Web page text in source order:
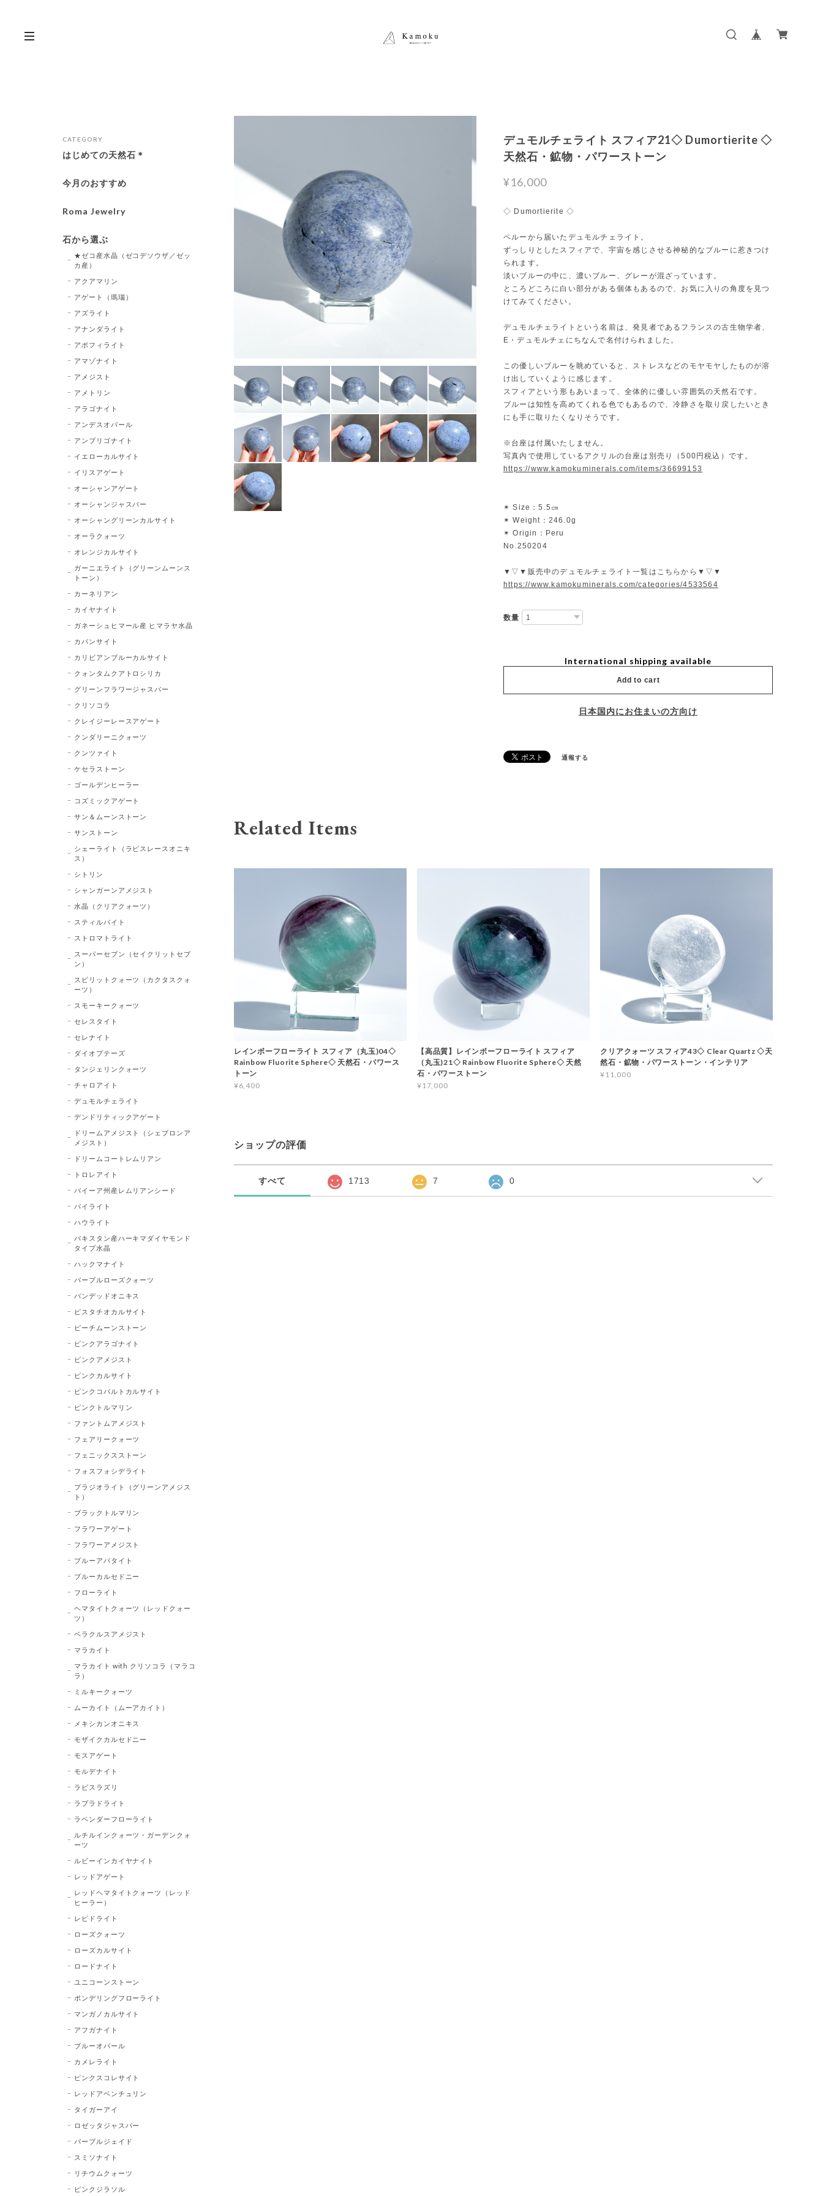
デュモルチェライト スフィア21◇ Dumortierite ◇
天然石・鉱物・パワーストーン
¥16,000
◇ Dumortierite ◇
ペルーから届いたデュモルチェライト。
ずっしりとしたスフィアで、宇宙を感じさせる神秘的なブルーに惹きつけ
られます。
淡いブルーの中に、濃いブルー、グレーが混ざっています。
ところどころに白い部分がある個体もあるので、お気に入りの角度を見つ
けてみてください。
デュモルチェライトという名前は、発見者であるフランスの古生物学者、
E・デュモルチェにちなんで名付けられました。
この優しいブルーを眺めていると、ストレスなどのモヤモヤしたものが溶
け出していくように感じます。
スフィアという形もあいまって、全体的に優しい雰囲気の天然石です。
ブルーは知性を高めてくれる色でもあるので、冷静さを取り戻したいとき
にも手に取りたくなりそうです。
※台座は付属いたしません。
写真内で使用しているアクリルの台座は別売り（500円税込）です。
https://www.kamokuminerals.com/items/36699153
✴︎ Size：5.5㎝
✴︎ Weight：246.0g
✴︎ Origin：Peru
No.250204
▼▽▼販売中のデュモルチェライト一覧はこちらから▼▽▼
https://www.kamokuminerals.com/categories/4533564
数量
International shipping available
Add to cart
日本国内にお住まいの方向け
通報する
Related Items
レインボーフローライト スフィア（丸玉)04◇
Rainbow Fluorite Sphere◇ 天然石・パワース
トーン
¥6,400
【高品質】レインボーフローライト スフィア
（丸玉)21◇ Rainbow Fluorite Sphere◇ 天然
石・パワーストーン
¥17,000
クリアクォーツ スフィア43◇ Clear Quartz ◇天
然石・鉱物・パワーストーン・インテリア
¥11,000
ショップの評価
すべて 1713 7 0
CATEGORY
はじめての天然石＊
今月のおすすめ
Roma Jewelry
石から選ぶ
★ゼコ産水晶（ゼコデソウザ／ゼッ
カ産）
アクアマリン
アゲート（瑪瑙）
アズライト
アナンダライト
アポフィライト
アマゾナイト
アメジスト
アメトリン
アラゴナイト
アンデスオパール
アンブリゴナイト
イエローカルサイト
イリスアゲート
オーシャンアゲート
オーシャンジャスパー
オーシャングリーンカルサイト
オーラクォーツ
オレンジカルサイト
ガーニエライト（グリーンムーンス
トーン）
カーネリアン
カイヤナイト
ガネーシュヒマール産 ヒマラヤ水晶
カバンサイト
カリビアンブルーカルサイト
クォンタムクアトロシリカ
グリーンフラワージャスパー
クリソコラ
クレイジーレースアゲート
クンダリーニクォーツ
クンツァイト
ケセラストーン
ゴールデンヒーラー
コズミックアゲート
サン＆ムーンストーン
サンストーン
シェーライト（ラピスレースオニキ
ス）
シトリン
シャンガーンアメジスト
水晶（クリアクォーツ）
スティルバイト
ストロマトライト
スーパーセブン（セイクリットセブ
ン）
スピリットクォーツ（カクタスクォ
ーツ）
スモーキークォーツ
セレスタイト
セレナイト
ダイオプテーズ
タンジェリンクォーツ
チャロアイト
デュモルチェライト
デンドリティックアゲート
ドリームアメジスト（シェブロンア
メジスト）
ドリームコートレムリアン
トロレアイト
バイーア州産レムリアンシード
パイライト
ハウライト
パキスタン産ハーキマダイヤモンド
タイプ水晶
ハックマナイト
パープルローズクォーツ
バンデッドオニキス
ピスタチオカルサイト
ピーチムーンストーン
ピンクアラゴナイト
ピンクアメジスト
ピンクカルサイト
ピンクコバルトカルサイト
ピンクトルマリン
ファントムアメジスト
フェアリークォーツ
フェニックスストーン
フォスフォシデライト
プラジオライト（グリーンアメジス
ト）
ブラックトルマリン
フラワーアゲート
フラワーアメジスト
ブルーアパタイト
ブルーカルセドニー
フローライト
ヘマタイトクォーツ（レッドクォー
ツ）
ベラクルスアメジスト
マラカイト
マラカイト with クリソコラ（マラコ
ラ）
ミルキークォーツ
ムーカイト（ムーアカイト）
メキシカンオニキス
モザイクカルセドニー
モスアゲート
モルデナイト
ラピスラズリ
ラブラドライト
ラベンダーフローライト
ルチルインクォーツ・ガーデンクォ
ーツ
ルビーインカイヤナイト
レッドアゲート
レッドヘマタイトクォーツ（レッド
ヒーラー）
レピドライト
ローズクォーツ
ローズカルサイト
ロードナイト
ユニコーンストーン
ポンデリングフローライト
マンガノカルサイト
アフガナイト
ブルーオパール
カメレライト
ピンクスコレサイト
レッドアベンチュリン
タイガーアイ
ロゼッタジャスパー
パープルジェイド
スミソナイト
リチウムクォーツ
ピンクジラソル